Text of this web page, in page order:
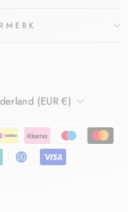
(EUR €)